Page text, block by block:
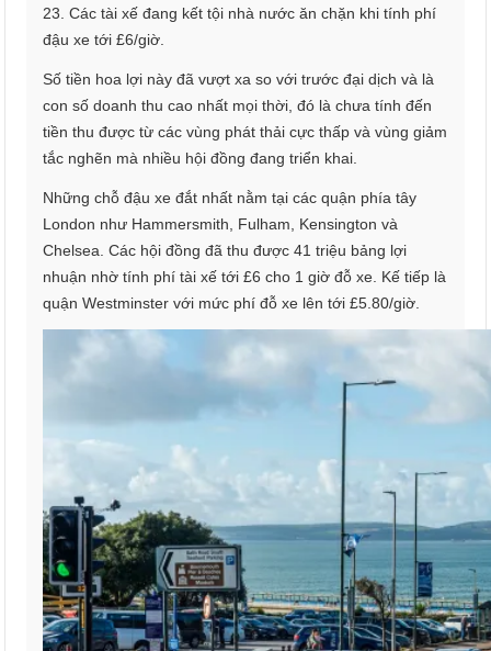
23. Các tài xế đang kết tội nhà nước ăn chặn khi tính phí
đậu xe tới £6/giờ.
Số tiền hoa lợi này đã vượt xa so với trước đại dịch và là
con số doanh thu cao nhất mọi thời, đó là chưa tính đến
tiền thu được từ các vùng phát thải cực thấp và vùng giảm
tắc nghẽn mà nhiều hội đồng đang triển khai.
Những chỗ đậu xe đắt nhất nằm tại các quận phía tây
London như Hammersmith, Fulham, Kensington và
Chelsea. Các hội đồng đã thu được 41 triệu bảng lợi
nhuận nhờ tính phí tài xế tới £6 cho 1 giờ đỗ xe. Kế tiếp là
quận Westminster với mức phí đỗ xe lên tới £5.80/giờ.